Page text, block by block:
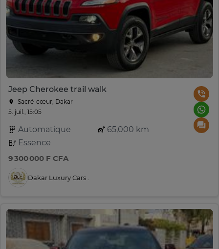
Jeep Cherokee trail walk
Sacré-cœur, Dakar
5. juil., 15:05
Automatique
65,000 km
Essence
9 300 000 F CFA
Dakar Luxury Cars .